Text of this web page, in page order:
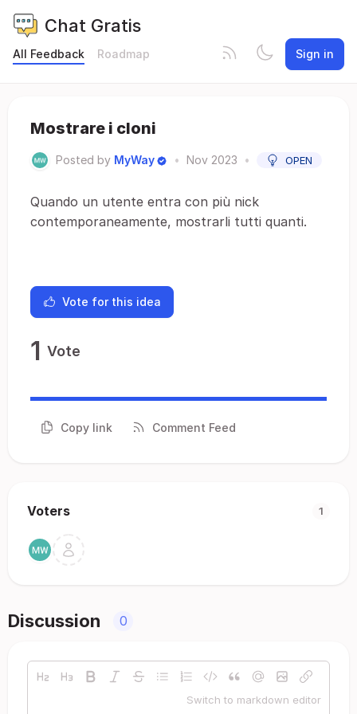
Chat Gratis
All Feedback Roadmap Sign in
Mostrare i cloni
Posted by MyWay • Nov 2023 • OPEN
Quando un utente entra con più nick
contemporaneamente, mostrarli tutti quanti.
Vote for this idea
1 Vote
Copy link Comment Feed
Voters 1
Discussion 0
Switch to markdown editor